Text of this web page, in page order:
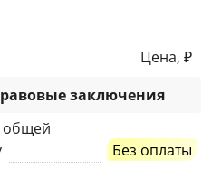
Цена, ₽
заключения
общей
Без оплаты